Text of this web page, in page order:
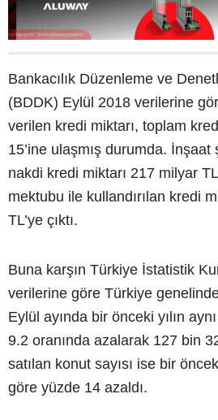
Bankacılık Düzenleme ve
(BDDK) Eylül 2018 verilerine
verilen kredi miktarı, toplam
15’ine ulaşmış durumda. İnşaat
nakdi kredi miktarı 217 milyar
mektubu ile kullandırılan kredi
TL’ye çıktı.
Buna karşın Türkiye İstatistik
verilerine göre Türkiye
Eylül ayında bir önceki yılın
9.2 oranında azalarak 127 bin
satılan konut sayısı ise bir
göre yüzde 14 azaldı.